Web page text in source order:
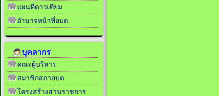
แผนที่ดาวเทียม
อำนาจหน้าที่อบต.
บุคลากร
คณะผู้บริหาร
สมาชิกสภาอบต.
โครงสร้างส่วนราชการ